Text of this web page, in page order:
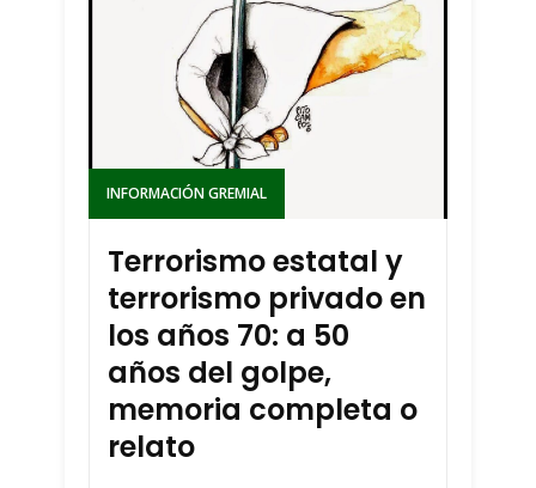
INFORMACIÓN GREMIAL
Terrorismo estatal y
terrorismo privado en
los años 70: a 50
años del golpe,
memoria completa o
relato